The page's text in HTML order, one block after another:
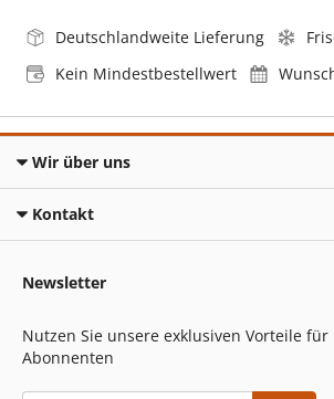
Deutschlandweite Lieferung
Kein Mindestbestellwert
Wir über uns
Kontakt
Newsletter
Nutzen Sie unsere exklusiven Vorteile
Abonnenten